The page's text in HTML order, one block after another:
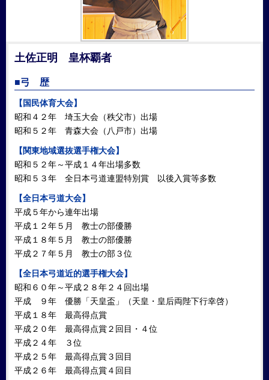
土佐正明 皇杯覇者
■弓 歴
【国民体育大会】
昭和４２年 埼玉大会（秩父市）出場
昭和５２年 青森大会（八戸市）出場
【関東地域選抜選手権大会】
昭和５２年～平成１４年出場多数
昭和５３年 全日本弓道連盟特別賞 以後入賞等多数
【全日本弓道大会】
平成５年から連年出場
平成１２年５月 教士の部優勝
平成１８年５月 教士の部優勝
平成２７年５月 教士の部３位
【全日本弓道近的選手権大会】
昭和６０年～平成２８年２４回出場
平成 ９年 優勝「天皇盃」（天皇・皇后両陛下行幸啓）
平成１８年 最高得点賞
平成２０年 最高得点賞２回目・４位
平成２４年 ３位
平成２５年 最高得点賞３回目
平成２６年 最高得点賞４回目